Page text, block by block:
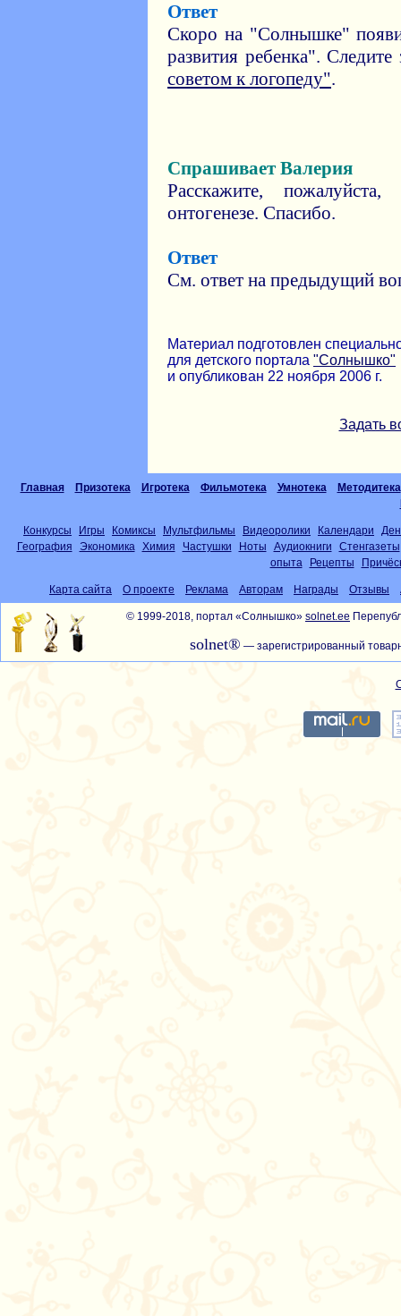
Ответ
Скоро на "Солнышке"
развития ребенка".
советом к логопеду".
Спрашивает Валерия
Расскажите,
онтогенезе. Спасибо.
Ответ
См. ответ на предыдущий
Материал подготовлен
для детского портала "Солнышко"
и опубликован 22 ноября 2006 г.
Задать
Главная Призотека Игротека Фильмотека Умнотека
Методитека
Конкурсы Игры Комиксы Мультфильмы Видеоролики Календари
География
Экономика Химия Частушки Ноты Аудиокниги
Стенгазеты
опыта
Рецепты
Карта сайта О проекте Реклама Авторам Награды Отзывы
© 1999-2018, портал «Солнышко» solnet.ee
solnet® — зарегистрированный